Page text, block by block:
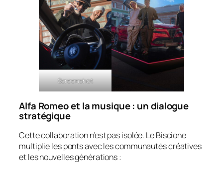
Screenshot
Alfa Romeo et la musique : un dialogue
stratégique
Cette collaboration n’est pas isolée. Le Biscione
multiplie les ponts avec les communautés créatives
et les nouvelles générations :